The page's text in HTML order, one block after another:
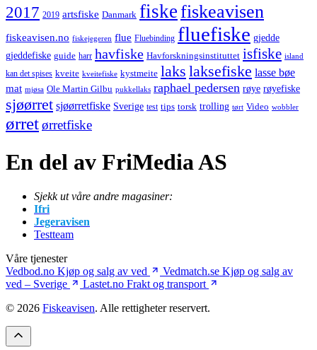
2017 2019 artsfiske Danmark fiskefiskeavisen
fiskeavisen.no fiskejegeren flue Fluebinding fluefiske gjedde
gjeddefiske guide harr havfiske Havforskningsinstituttet isfiske island
kan det spises kveite kveitefiske kystmeite laks laksefiske lasse bøe
mat mjøsa Ole Martin Gilbu pukkellaks raphael pedersen røye røyefiske
sjøørret sjøørretfiske Sverige test tips torsk trolling tørt Video wobbler
ørretørretfiske
En del av FriMedia AS
Sjekk ut våre andre magasiner:
Ifri
Jegeravisen
Testteam
Våre tjenester
Vedbod.no Kjøp og salg av ved Vedmatch.se Kjøp og salg av
ved – Sverige
Lastet.no Frakt og transport
© 2026 Fiskeavisen. Alle rettigheter reservert.